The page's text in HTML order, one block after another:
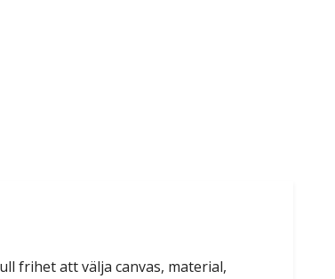
frihet att välja canvas, material,